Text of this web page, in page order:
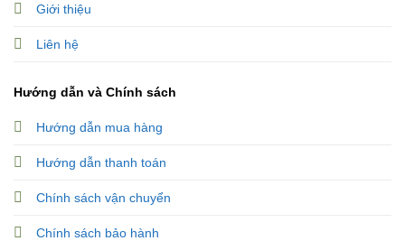
Giới thiệu
Liên hệ
Hướng dẫn và Chính sách
Hướng dẫn mua hàng
Hướng dẫn thanh toán
Chính sách vận chuyển
Chính sách bảo hành